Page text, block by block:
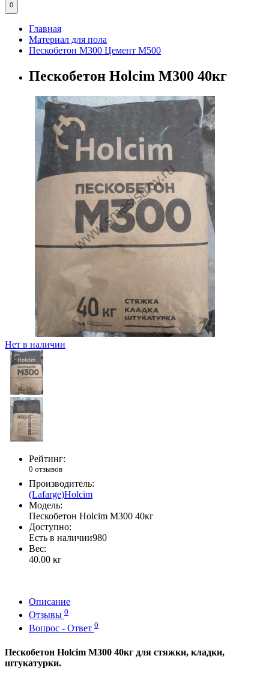
0
Главная
Материал для пола
Пескобетон М300 Цемент М500
Пескобетон Holcim М300 40кг
Нет в наличии
Рейтинг:
0 отзывов
Производитель:
(Lafarge)Holcim
Модель:
Пескобетон Holcim М300 40кг
Доступно:
Есть в наличии980
Вес:
40.00 кг
Описание
Отзывы 0
Вопрос - Ответ 0
Пескобетон Holcim М300 40кг для стяжки, кладки,
штукатурки.